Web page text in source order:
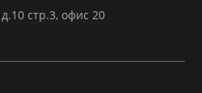
стр.3, офис 20